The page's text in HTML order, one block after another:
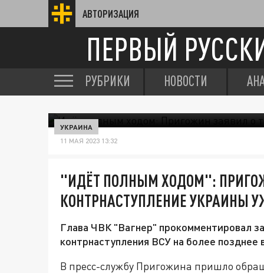
АВТОРИЗАЦИЯ
ПЕРВЫЙ
РУБРИКИ НОВОСТИ
УКРАИНА
11 МАЯ 2023 13:32
"ИДЁТ ПОЛНЫМ ХОДОМ":
КОНТРНАСТУПЛЕНИЕ УКРАИНЫ
Глава ЧВК "Вагнер" прокомментировал
контрнаступления ВСУ на более позднее
В пресс-службу Пригожина пришло